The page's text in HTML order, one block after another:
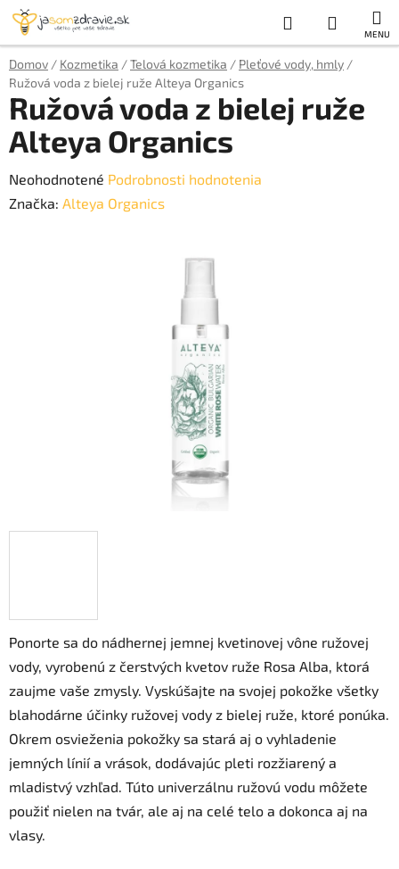
Prejsť
obsah
Hľadať
KOŠÍK
Domov / Kozmetika /Telová kozmetika / Pleťové vody, hmly /
Ružová voda z bielej ruže Alteya Organics
Ponorte sa do nádhernej jemnej kvetinovej vône ružovej
vody, vyrobenú z čerstvých kvetov ruže Rosa Alba, ktorá
zaujme vaše zmysly. Vyskúšajte na svojej pokožke všetky
blahodárne účinky ružovej vody z bielej ruže, ktoré ponúka.
Okrem osvieženia pokožky sa stará aj o vyhladenie
jemných línií a vrások, dodávajúc pleti rozžiarený a
mladistvý vzhľad. Túto univerzálnu ružovú vodu môžete
použiť nielen na tvár, ale aj na celé telo a dokonca aj na
vlasy.
Ružová voda z bielej ruže
Alteya Organics
Priemerné
hodnotenie
Neohodnotené Podrobnosti hodnotenia
Značka: Alteya Organics